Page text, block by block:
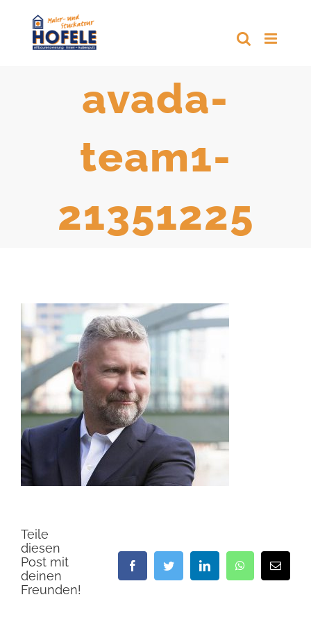
avada-
team1-
21351225
Teile
diesen
Post mit
deinen
Freunden!
FacebookTwitter LinkedIn WhatsApp
E-
Mail